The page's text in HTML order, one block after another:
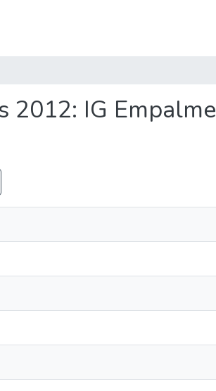
2012: IG Empalme